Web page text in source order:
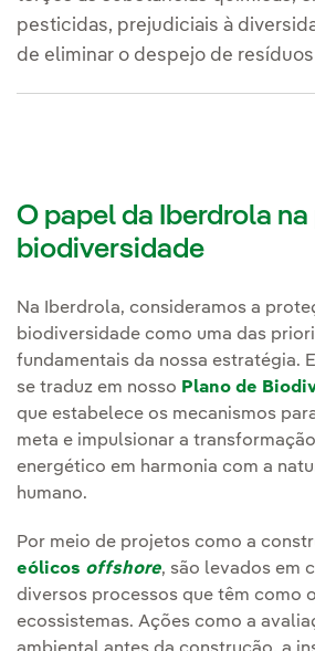
pesticidas, prejudiciais à
de eliminar o despejo de
O papel da Iberdrola
biodiversidade
Na Iberdrola, consideramos a
biodiversidade como uma das
fundamentais da nossa estratégia.
se traduz em nosso Plano de
que estabelece os mecanismos
meta e impulsionar a
energético em harmonia com a
humano.
Por meio de projetos como a
eólicos offshore, são levados em
diversos processos que têm como
ecossistemas. Ações como a